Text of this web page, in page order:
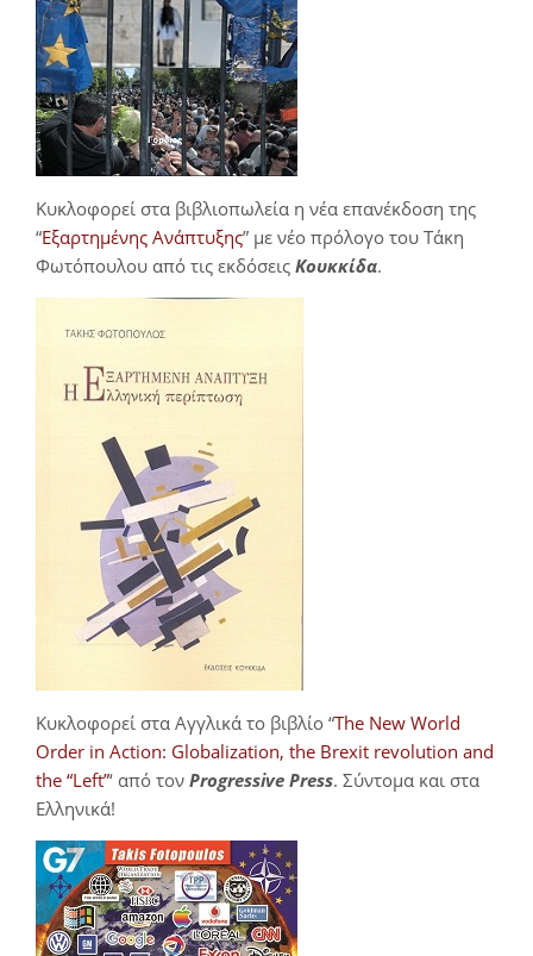
Κυκλοφορεί στα βιβλιοπωλεία η νέα επανέκδοση της
“Εξαρτημένης Ανάπτυξης” με νέο πρόλογο του Τάκη
Φωτόπουλου από τις εκδόσεις Κουκκίδα.
Κυκλοφορεί στα Αγγλικά το βιβλίο “The New World
Order in Action: Globalization, the Brexit revolution and
the “Left”‘ από τον Progressive Press. Σύντομα και στα
Ελληνικά!